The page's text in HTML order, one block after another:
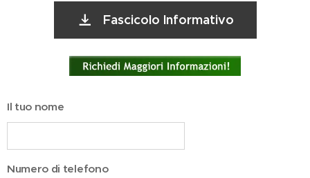
Fascicolo Informativo
Il tuo nome
Numero di telefono